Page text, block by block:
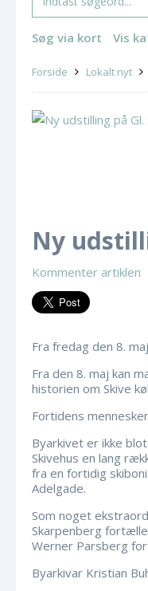
Søg via kort Vis
Forside Lokalt nyt
Ny
Kommenter artiklen
Fra fredag den 8.
Fra den 8. maj kan
historien om Skive
Fortidens
Byarkivet er ikke
Skivehus en lang
fra en fortidig
Adelgade.
Som noget
Skarpenberg
Werner Parsberg
Byarkivar Kristian